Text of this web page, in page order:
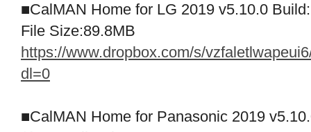
■CalMAN Home for LG 2019 v5.10.0
File Size:89.8MB
https://www.dropbox.com/s/
dl=0
■CalMAN Home for Panasonic 2019